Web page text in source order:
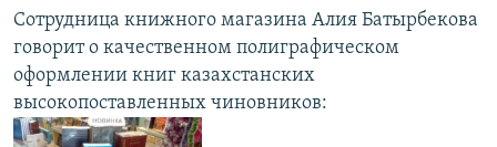
Сотрудница книжного магазина Алия Батырбекова
говорит о качественном полиграфическом
оформлении книг казахстанских
высокопоставленных чиновников: